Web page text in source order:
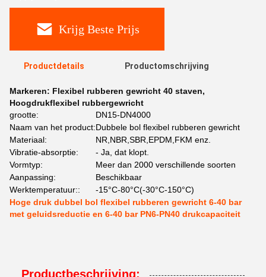
Krijg Beste Prijs
Productdetails Productomschrijving
Markeren: Flexibel rubberen gewricht 40 staven,
Hoogdrukflexibel rubbergewricht
grootte:
DN15-DN4000
Naam van het product:Dubbele bol flexibel rubberen gewricht
Materiaal:
NR,NBR,SBR,EPDM,FKM enz.
Vibratie-absorptie:
- Ja, dat klopt.
Vormtyp:
Meer dan 2000 verschillende soorten
Aanpassing:
Beschikbaar
Werktemperatuur::
-15°C-80°C(-30°C-150°C)
Hoge druk dubbel bol flexibel rubberen gewricht 6-40 bar
met geluidsreductie en 6-40 bar PN6-PN40 drukcapaciteit
Productbeschrijving: